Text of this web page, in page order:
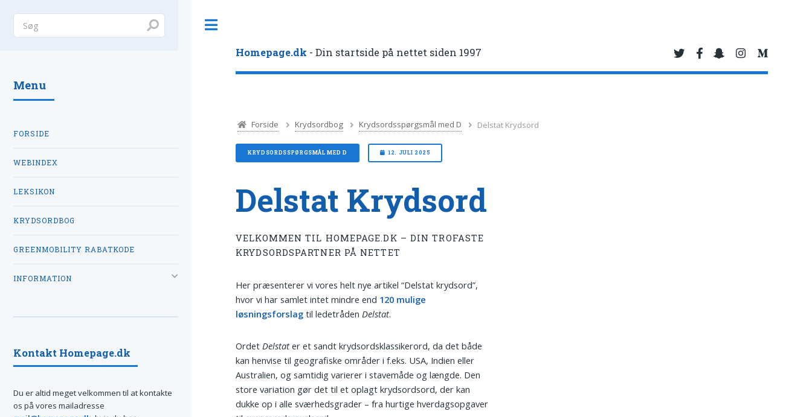
Homepage.dk - Din startside på nettet siden 1997
Forside Krydsordbog Krydsordsspørgsmål med D Delstat Krydsord
KRYDSORDSSPØRGSMÅL MED D 12. JULI 2025
Delstat Krydsord
VELKOMMEN TIL HOMEPAGE.DK – DIN TROFASTE
KRYDSORDSPARTNER PÅ NETTET
Her præsenterer vi vores helt nye artikel “Delstat krydsord”,
hvor vi har samlet intet mindre end 120 mulige
løsningsforslag til ledetråden Delstat.
OrdetDelstater et sandt krydsordsklassikerord, da det både
kan henvise til geografiske områder i f.eks. USA, Indien eller
Australien, og samtidig varierer i stavemåde og længde. Den
store variation gør det til et oplagt krydsordsord, der kan
dukke op i alle sværhedsgrader – fra hurtige hverdagsopgaver
Menu
FORSIDE
WEBINDEX
LEKSIKON
KRYDSORDBOG
GREENMOBILITY RABATKODE
INFORMATION
Kontakt Homepage.dk
Du er altid meget velkommen til at kontakte
os på vores mailadresse